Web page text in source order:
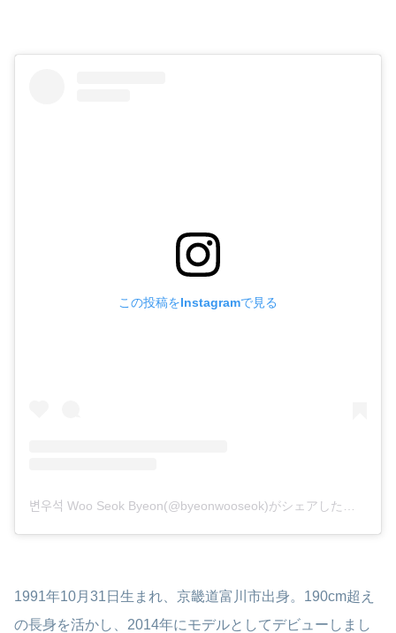
この投稿をInstagramで見る
1991年10月31日生まれ、京畿道富川市出身。190cm超え
の長身を活かし、2014年にモデルとしてデビューしまし